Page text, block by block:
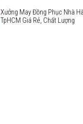
Xưởng May Đồng Phục Nhà
TpHCM Giá Rẻ, Chất Lượng